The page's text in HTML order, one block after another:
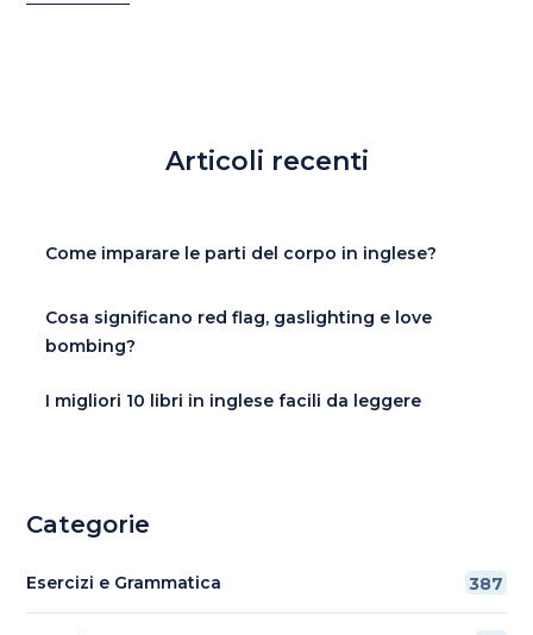
Articoli recenti
Come imparare le parti del corpo in inglese?
Cosa significano red flag, gaslighting e love
bombing?
I migliori 10 libri in inglese facili da leggere
Categorie
Esercizi e Grammatica 387